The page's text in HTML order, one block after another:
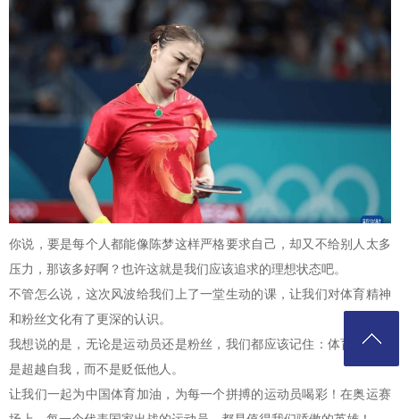
你说，要是每个人都能像陈梦这样严格要求自己，却又不给别人太多
压力，那该多好啊？也许这就是我们应该追求的理想状态吧。
不管怎么说，这次风波给我们上了一堂生动的课，让我们对体育精神
和粉丝文化有了更深的认识。
我想说的是，无论是运动员还是粉丝，我们都应该记住：体育的本质
是超越自我，而不是贬低他人。
让我们一起为中国体育加油，为每一个拼搏的运动员喝彩！在奥运赛